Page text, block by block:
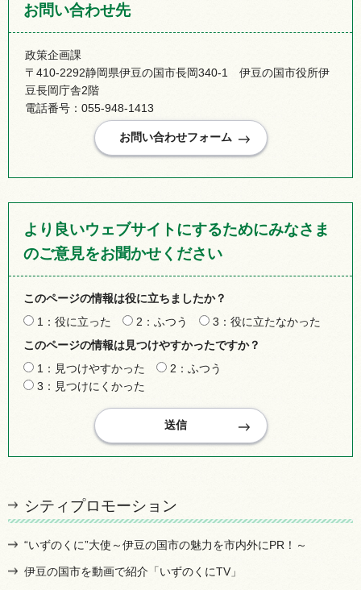
お問い合わせ先
政策企画課
〒410-2292静岡県伊豆の国市長岡340-1 伊豆の国市役所伊
豆長岡庁舎2階
電話番号：055-948-1413
より良いウェブサイトにするためにみなさま
のご意見をお聞かせください
このページの情報は役に立ちましたか？
1：役に立った
2：ふつう
3：役に立たなかった
このページの情報は見つけやすかったですか？
1：見つけやすかった
2：ふつう
3：見つけにくかった
シティプロモーション
“いずのくに”大使～伊豆の国市の魅力を市内外にPR！～
伊豆の国市を動画で紹介「いずのくにTV」